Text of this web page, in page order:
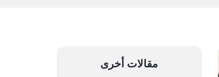
مقالات أخرى